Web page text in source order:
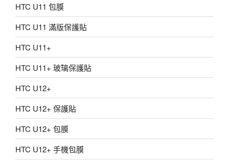
HTC U11 包膜
HTC U11 滿版保護貼
HTC U11+
HTC U11+ 玻璃保護貼
HTC U12+
HTC U12+ 保護貼
HTC U12+ 包膜
HTC U12+ 手機包膜